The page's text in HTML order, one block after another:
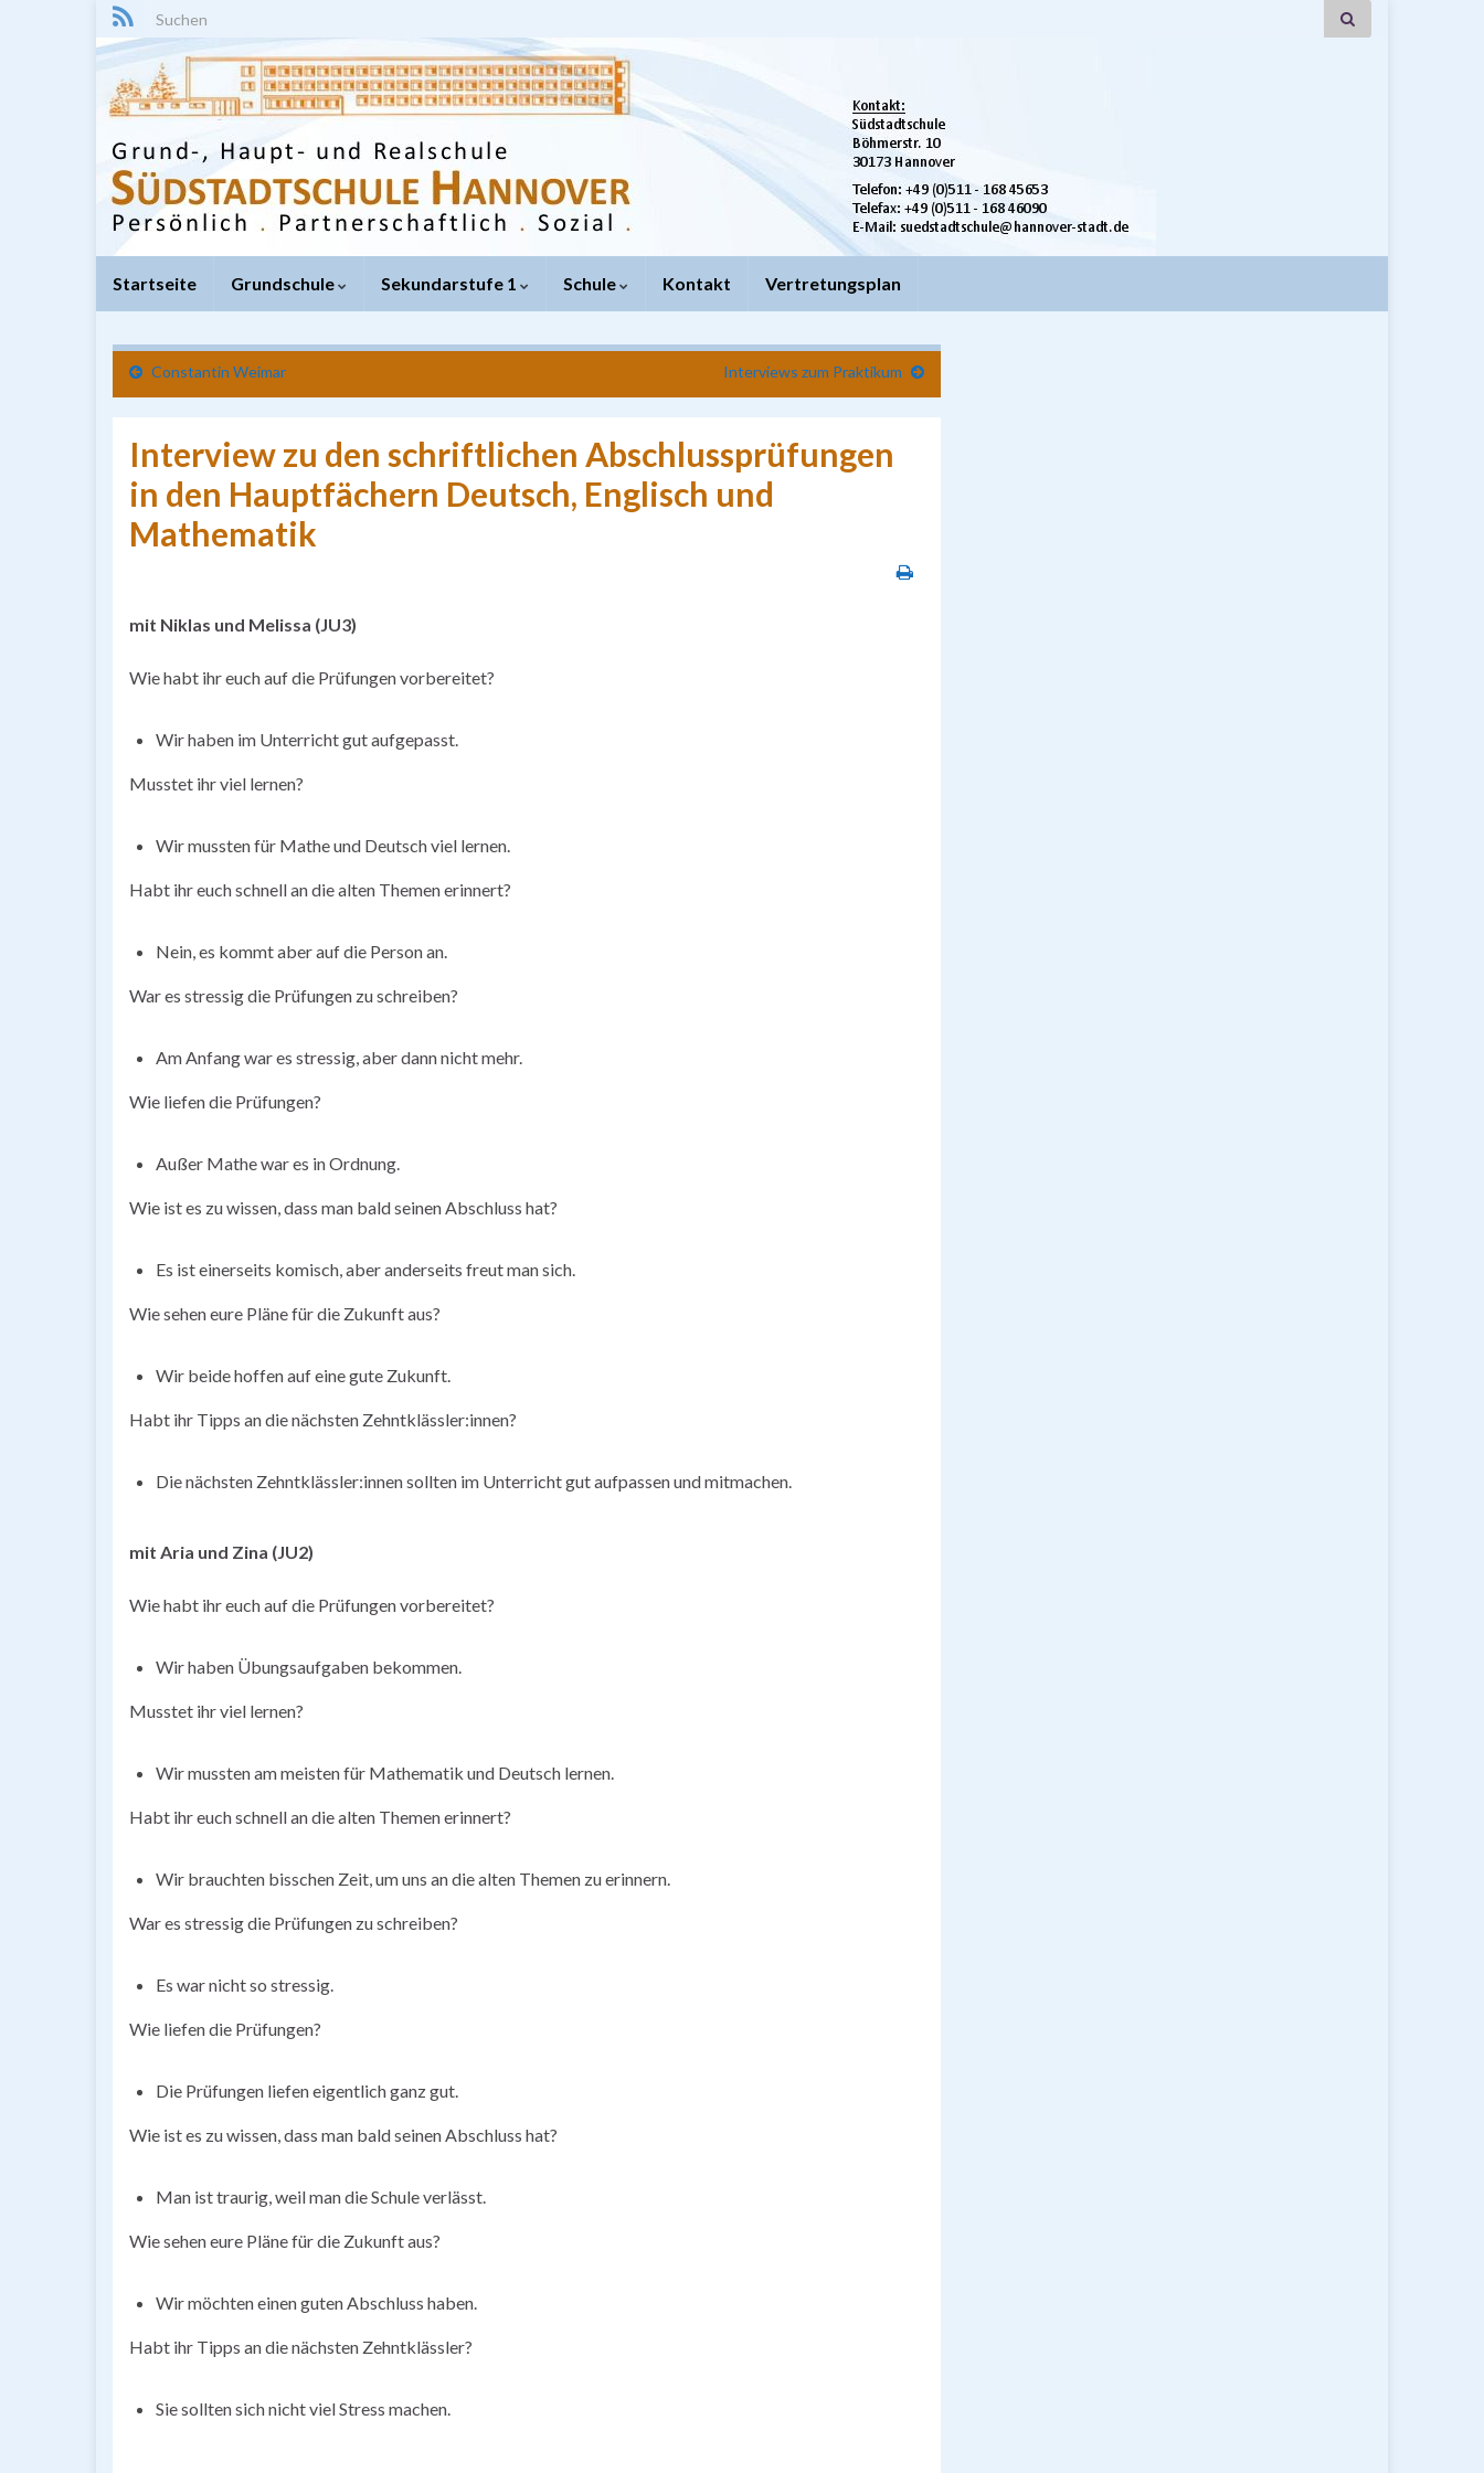
Search for:
Startseite Grundschule Sekundarstufe 1 Schule Kontakt Vertretungsplan
Constantin Weimar Interviews zum Praktikum
Interview zu den schriftlichen Abschlussprüfungen
in den Hauptfächern Deutsch, Englisch und
Mathematik
mit Niklas und Melissa (JU3)
Wie habt ihr euch auf die Prüfungen vorbereitet?
Wir haben im Unterricht gut aufgepasst.
Musstet ihr viel lernen?
Wir mussten für Mathe und Deutsch viel lernen.
Habt ihr euch schnell an die alten Themen erinnert?
Nein, es kommt aber auf die Person an.
War es stressig die Prüfungen zu schreiben?
Am Anfang war es stressig, aber dann nicht mehr.
Wie liefen die Prüfungen?
Außer Mathe war es in Ordnung.
Wie ist es zu wissen, dass man bald seinen Abschluss hat?
Es ist einerseits komisch, aber anderseits freut man sich.
Wie sehen eure Pläne für die Zukunft aus?
Wir beide hoffen auf eine gute Zukunft.
Habt ihr Tipps an die nächsten Zehntklässler:innen?
Die nächsten Zehntklässler:innen sollten im Unterricht gut aufpassen und mitmachen.
mit Aria und Zina (JU2)
Wie habt ihr euch auf die Prüfungen vorbereitet?
Wir haben Übungsaufgaben bekommen.
Musstet ihr viel lernen?
Wir mussten am meisten für Mathematik und Deutsch lernen.
Habt ihr euch schnell an die alten Themen erinnert?
Wir brauchten bisschen Zeit, um uns an die alten Themen zu erinnern.
War es stressig die Prüfungen zu schreiben?
Es war nicht so stressig.
Wie liefen die Prüfungen?
Die Prüfungen liefen eigentlich ganz gut.
Wie ist es zu wissen, dass man bald seinen Abschluss hat?
Man ist traurig, weil man die Schule verlässt.
Wie sehen eure Pläne für die Zukunft aus?
Wir möchten einen guten Abschluss haben.
Habt ihr Tipps an die nächsten Zehntklässler?
Sie sollten sich nicht viel Stress machen.